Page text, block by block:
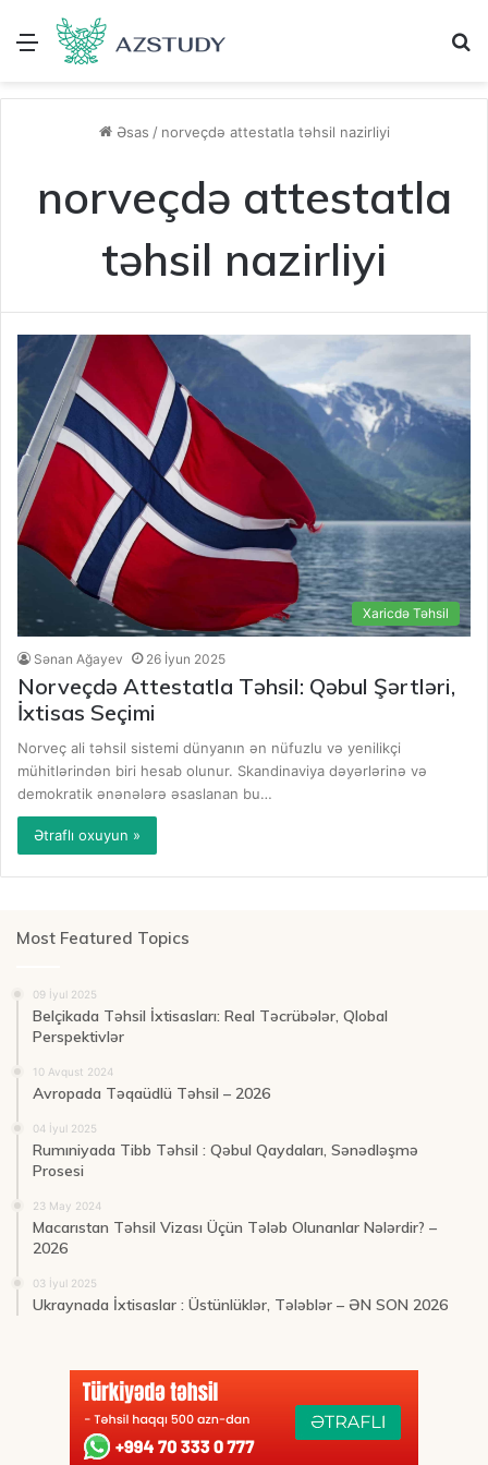
Menu
Əsas / norveçdə attestatla təhsil nazirliyi
norveçdə attestatla
təhsil nazirliyi
Xaricdə Təhsil
Sənan Ağayev 26 İyun 2025
Norveçdə Attestatla Təhsil: Qəbul Şərtləri,
İxtisas Seçimi
Norveç ali təhsil sistemi dünyanın ən nüfuzlu və yenilikçi
mühitlərindən biri hesab olunur. Skandinaviya dəyərlərinə və
demokratik ənənələrə əsaslanan bu…
Ətraflı oxuyun »
Most Featured Topics
09 İyul 2025
Belçikada Təhsil İxtisasları: Real Təcrübələr, Qlobal
Perspektivlər
10 Avqust 2024
Avropada Təqaüdlü Təhsil – 2026
04 İyul 2025
Rumıniyada Tibb Təhsil : Qəbul Qaydaları, Sənədləşmə
Prosesi
23 May 2024
Macarıstan Təhsil Vizası Üçün Tələb Olunanlar Nələrdir? –
2026
03 İyul 2025
Ukraynada İxtisaslar : Üstünlüklər, Tələblər – ƏN SON 2026